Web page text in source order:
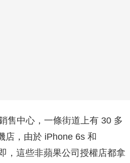
售中心，一條街道上有 30 多
店，由於 iPhone 6s 和
，這些非蘋果公司授權店都拿